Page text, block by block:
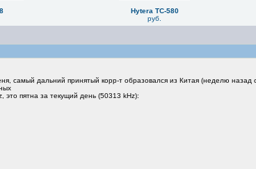
Hytera TC-580
руб.
самый дальний принятый корр-т образовался из Китая (неделю
пятна за текущий день (50313 kHz):